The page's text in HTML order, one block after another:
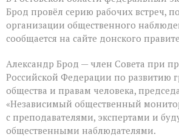
Брод провёл серию рабочих встреч,
организации общественного
сообщается на сайте донского
Александр Брод — член Совета при
Российской Федерации по развитию
общества и правам человека,
«Независимый общественный
с преподавателями, экспертами и
общественными наблюдателями.